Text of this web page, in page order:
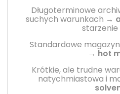
Długoterminowe
suchych warunkach →
starzenie
Standardowe
→ hot
Krótkie, ale trudne
natychmiastowa i